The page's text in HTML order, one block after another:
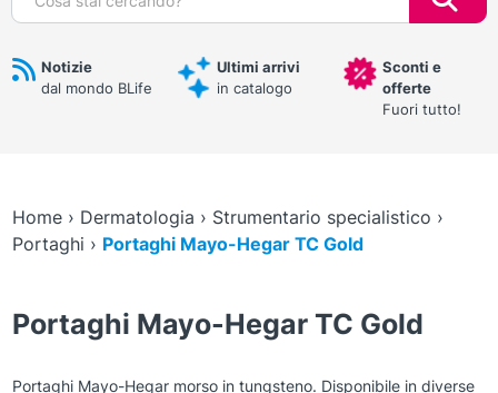
Notizie
dal mondo BLife
Ultimi arrivi
in catalogo
Sconti e
offerte
Fuori tutto!
Home› Dermatologia › Strumentario specialistico ›
Portaghi › Portaghi Mayo-Hegar TC Gold
Portaghi Mayo-Hegar TC Gold
Portaghi Mayo-Hegar morso in tungsteno. Disponibile in diverse